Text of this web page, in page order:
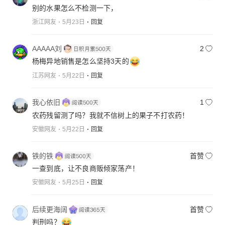
别的水果怎么不检测一下，
浙江网友 5月23日 回复
AAAAA刘
2
杨梅异地销售是怎么坚持3天的
江苏网友 5月22日 回复
我心依旧
1
农药残留测了吗？我就不信树上的果子不打农药！
安徽网友 5月22日 回复
铁的铁
首赞
一查到底，让不良商贩倾家荡产！
安徽网友 5月25日 回复
后续更海阔
首赞
判刑吗？